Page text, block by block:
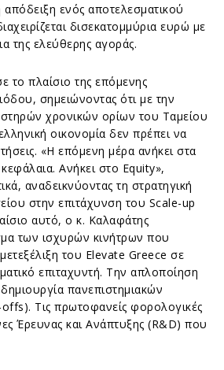
ενός αποτελεσματικού
δισεκατομμύρια ευρώ με
της ελεύθερης αγοράς.
πλαίσιο της επόμενης
σημειώνοντας ότι με την
χρονικών ορίων του Ταμείου
οικονομία δεν πρέπει να
«Η επόμενη μέρα ανήκει στα
κεφάλαια. Ανήκει στο Equity»,
αναδεικνύοντας τη στρατηγική
στην επιτάχυνση του Scale-up
αυτό, ο κ. Καλαφάτης
των ισχυρών κινήτρων που
του Elevate Greece σε
επιταχυντή. Την απλοποίηση
πανεπιστημιακών
Τις πρωτοφανείς φορολογικές
Έρευνας και Ανάπτυξης (R&D) που